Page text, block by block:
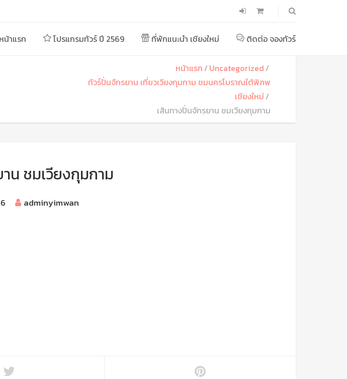
หน้าแรก โปรแกรมทัวร์ ปี 2569 ที่พักแนะนำ เชียงใหม่ ติดต่อ จองทัวร์
หน้าแรก
Uncategorized
ทัวร์ปั่นจักรยาน เที่ยวเวียงกุมกาม ชมนครโบราณใต้พิภพ
เชียงใหม่
เส้นทางปั่นจักรยาน ชมเวียงกุมกาม
น ชมเวียงกุมกาม
adminyimwan